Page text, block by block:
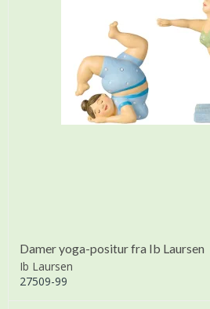
Damer yoga-positur fra Ib Laursen
Ib Laursen
27509-99